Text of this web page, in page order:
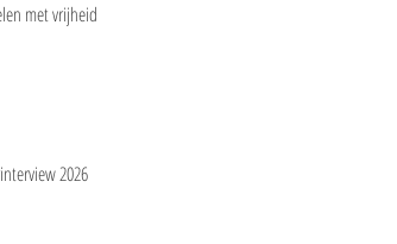
met vrijheid
2026